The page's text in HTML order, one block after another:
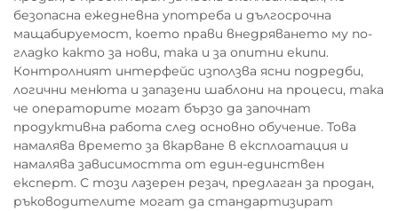
безопасна ежедневна употреба и дългосрочна
мащабируемост, което прави внедряването му по-
гладко както за нови, така и за опитни екипи.
Контролният интерфейс използва ясни подредби,
логични менюта и запазени шаблони на процеси, така
че операторите могат бързо да започнат
продуктивна работа след основно обучение. Това
намалява времето за вкарване в експлоатация и
намалява зависимостта от един-единствен
експерт. С този лазерен резач, предлаган за продан,
ръководителите могат да стандартизират